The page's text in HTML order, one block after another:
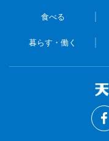
食べる
暮らす・働く